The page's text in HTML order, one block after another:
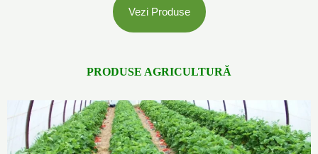
Vezi Produse
PRODUSE AGRICULTURĂ